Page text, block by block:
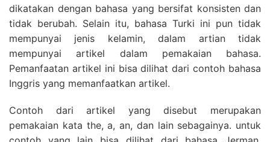
dikatakan dengan bahasa yang bersifat konsisten dan
tidak berubah. Selain itu, bahasa Turki ini pun tidak
mempunyai jenis kelamin, dalam artian tidak
mempunyai artikel dalam pemakaian bahasa.
Pemanfaatan artikel ini bisa dilihat dari contoh bahasa
Inggris yang memanfaatkan artikel.
Contoh dari artikel yang disebut merupakan
pemakaian kata the, a, an, dan lain sebagainya. untuk